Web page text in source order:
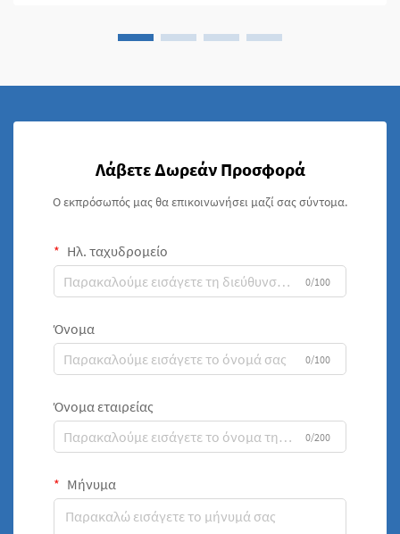
Λάβετε Δωρεάν Προσφορά
Ο εκπρόσωπός μας θα επικοινωνήσει μαζί σας σύντομα.
Ηλ. ταχυδρομείο
0/100
Όνομα
0/100
Όνομα εταιρείας
0/200
Μήνυμα